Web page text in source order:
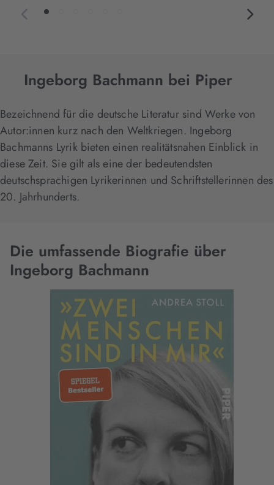
Ingeborg Bachmann bei Piper
Bezeichnend für die deutsche Literatur sind Werke von
Autor:innen kurz nach den Weltkriegen. Ingeborg
Bachmanns Lyrik bieten einen realitätsnahen Einblick in
diese Zeit. Sie gilt als eine der bedeutendsten
deutschsprachigen Lyrikerinnen und Schriftstellerinnen des
20. Jahrhunderts.
Die umfassende Biografie über
Ingeborg Bachmann